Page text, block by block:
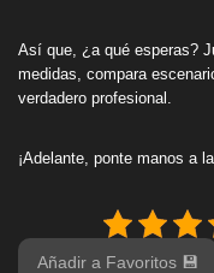
Así que, ¿a qué esperas?
medidas, compara
verdadero profesional.
¡Adelante, ponte manos a
Añadir a Favoritos 💾